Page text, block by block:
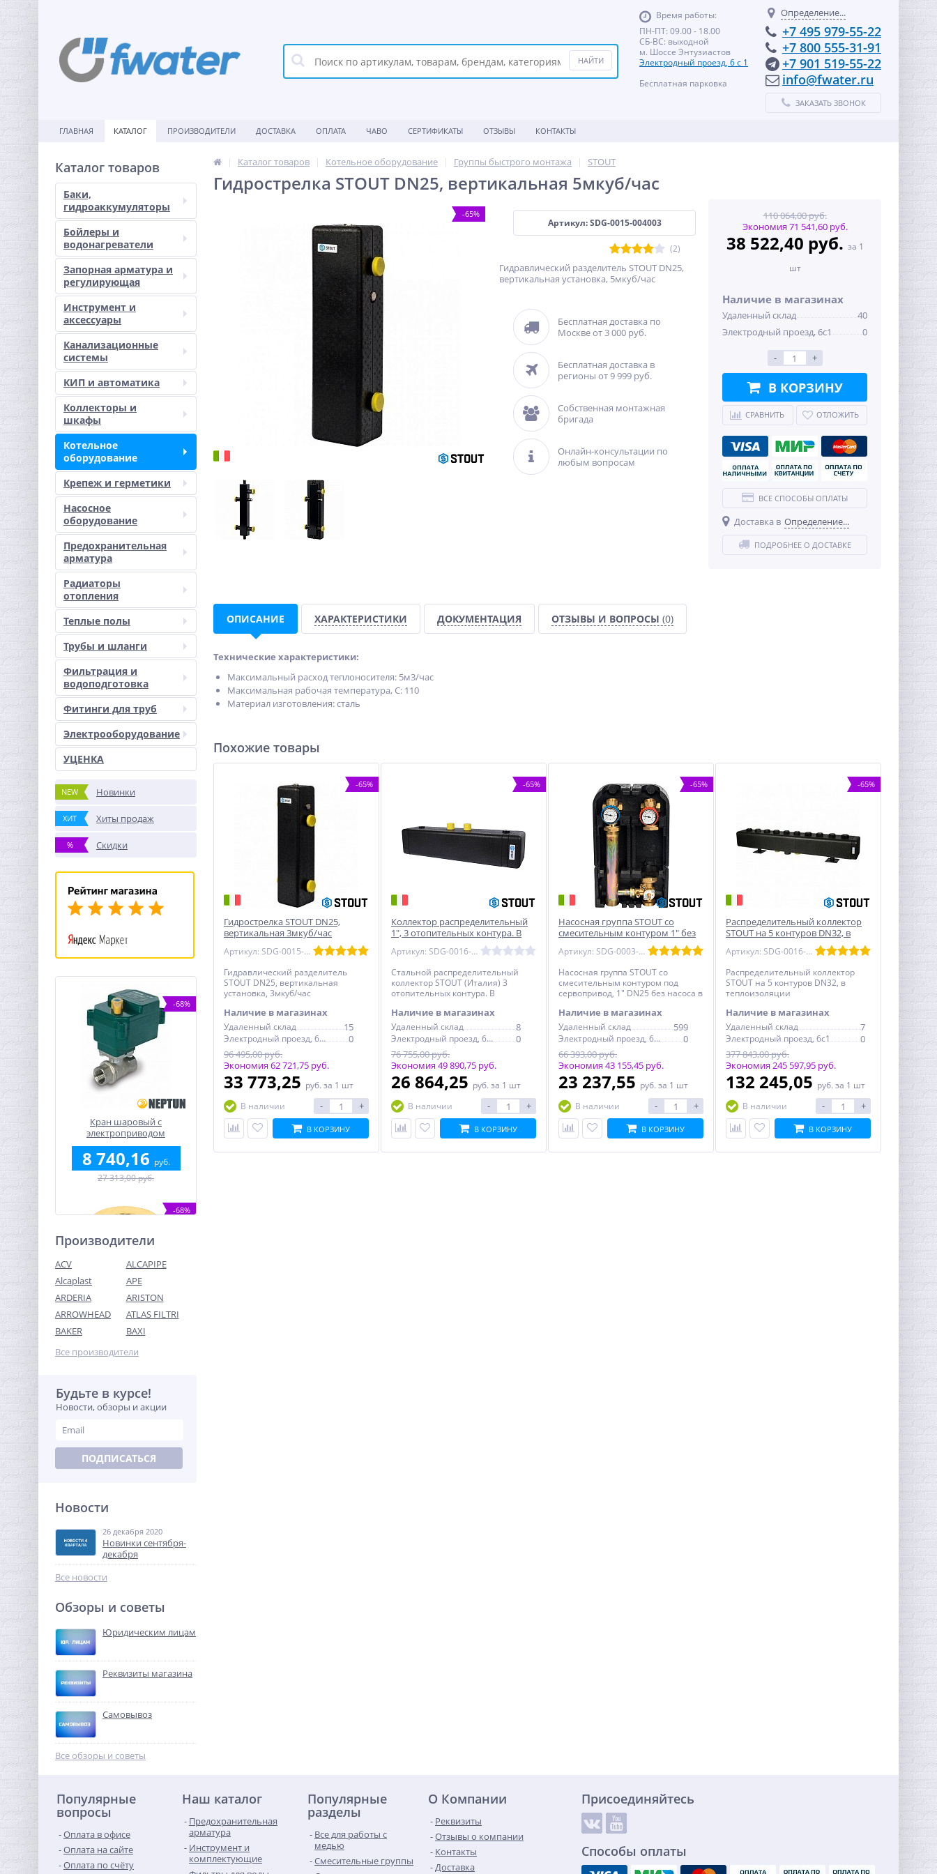
Время работы:
ПН-ПТ: 09.00 - 18.00
СБ-ВС: выходной
м. Шоссе Энтузиастов
Электродный проезд, 6 с 1
Бесплатная парковка
Определение...
+7 495 979-55-22
+7 800 555-31-91
+7 901 519-55-22
info@fwater.ru
ЗАКАЗАТЬ ЗВОНОК
ГЛАВНАЯ КАТАЛОГ ПРОИЗВОДИТЕЛИ ДОСТАВКА ОПЛАТА ЧАВО СЕРТИФИКАТЫ ОТЗЫВЫ КОНТАКТЫ
Каталог товаров
Баки,
гидроаккумуляторы
Бойлеры и
водонагреватели
Запорная арматура и
регулирующая
Инструмент и
аксессуары
Канализационные
системы
КИП и автоматика
Коллекторы и
шкафы
Котельное
оборудование
Крепеж и герметики
Насосное
оборудование
Предохранительная
арматура
Радиаторы
отопления
Теплые полы
Трубы и шланги
Фильтрация и
водоподготовка
Фитинги для труб
Электрооборудование
УЦЕНКА
NEW Новинки
ХИТ Хиты продаж
% Скидки
-68%
Кран шаровый с
электроприводом
BugattiPro 12В 1/2"
8 740,16 руб.
27 313,00 руб.
-68%
Футорка редукционная
1"1/4 x 1" НВ латунь UNI-
FITT
276,80
Американка с плоской
прокладкой 3/4" x 3/4" ВН
латунь UNI-FITT
426,56
Тройник редукция (ВР) 3/4"
x 1/2" x 3/4" латунь UNI-
FITT
1 026,00 руб.
-68%
Производители
ACV
ALCAPIPE
Alcaplast
APE
ARDERIA
ARISTON
ARROWHEAD
ATLAS FILTRI
BAKER
BAXI
Все производители
Будьте в курсе!
Новости, обзоры и акции
ПОДПИСАТЬСЯ
Новости
26 декабря 2020
Новинки сентября-
декабря
Все новости
Обзоры и советы
Юридическим лицам
Реквизиты магазина
Самовывоз
Все обзоры и советы
Каталог товаров Котельное оборудование Группы быстрого монтажа STOUT
Гидрострелка STOUT DN25, вертикальная 5мкуб/час
-65%
Артикул: SDG-0015-004003
(2)
Гидравлический разделитель STOUT DN25,
вертикальная установка, 5мкуб/час
Бесплатная доставка по
Москве от 3 000 руб.
Бесплатная доставка в
регионы от 9 999 руб.
Собственная монтажная
бригада
Онлайн-консультации по
любым вопросам
110 064,00 руб.
Экономия 71 541,60 руб.
38 522,40 руб. за 1
шт
Наличие в магазинах
Удаленный склад
40
Электродный проезд, 6с1
0
- +
В КОРЗИНУ
СРАВНИТЬ ОТЛОЖИТЬ
ВСЕ СПОСОБЫ ОПЛАТЫ
Доставка в Определение...
ПОДРОБНЕЕ О ДОСТАВКЕ
ОПИСАНИЕ ХАРАКТЕРИСТИКИ ДОКУМЕНТАЦИЯ ОТЗЫВЫ И ВОПРОСЫ (0)
Технические характеристики:
Максимальный расход теплоносителя: 5м3/час
Максимальная рабочая температура, С: 110
Материал изготовления: сталь
Похожие товары
-65%
Гидрострелка STOUT DN25,
вертикальная 3мкуб/час
Артикул: SDG-0015-004002
Гидравлический разделитель
STOUT DN25, вертикальная
установка, 3мкуб/час
Наличие в магазинах
Удаленный склад 15
Электродный проезд, 6с1
0
96 495,00 руб.
Экономия 62 721,75 руб.
33 773,25 руб. за 1 шт
В наличии
- +
В КОРЗИНУ
-65%
Коллектор распределительный
1", 3 отопительных контура. В
теплоизоляции DN 20, STOUT
Артикул: SDG-0016-002503
Стальной распределительный
коллектор STOUT (Италия) 3
отопительных контура. В
Наличие в магазинах
Удаленный склад 8
Электродный проезд, 6с1
0
76 755,00 руб.
Экономия 49 890,75 руб.
26 864,25 руб. за 1 шт
В наличии
- +
В КОРЗИНУ
-65%
Насосная группа STOUT со
смесительным контуром 1" без
насоса в теплоизоляции
Артикул: SDG-0003-002501
Насосная группа STOUT со
смесительным контуром под
сервопривод, 1" DN25 без насоса в
Наличие в магазинах
Удаленный склад 599
Электродный проезд, 6с1
0
66 393,00 руб.
Экономия 43 155,45 руб.
23 237,55 руб. за 1 шт
В наличии
- +
В КОРЗИНУ
-65%
Распределительный коллектор
STOUT на 5 контуров DN32, в
Артикул: SDG-0016-005005
Распределительный коллектор
STOUT на 5 контуров DN32, в
теплоизоляции
Наличие в магазинах
Удаленный склад 7
Электродный проезд, 6с1
0
377 843,00 руб.
Экономия 245 597,95 руб.
132 245,05 руб. за 1 шт
В наличии
- +
В КОРЗИНУ
Популярные
вопросы
Оплата в офисе
Оплата на сайте
Оплата по счёту
Наш каталог
Предохранительная
арматура
Инструмент и
комплектующие
Популярные
разделы
Все для работы с
медью
Смесительные группы
О Компании
Реквизиты
Отзывы о компании
Контакты
Доставка
Присоединяйтесь
Способы оплаты